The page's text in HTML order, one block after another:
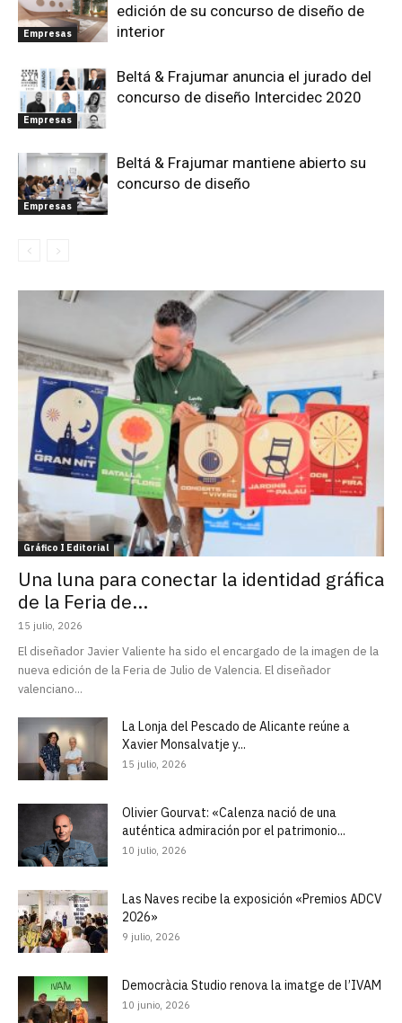
Empresas
edición de su concurso de diseño de
interior
Empresas
Beltá & Frajumar anuncia el jurado del
concurso de diseño Intercidec 2020
Empresas
Beltá & Frajumar mantiene abierto su
concurso de diseño
Gráfico I Editorial
Una luna para conectar la identidad gráfica
de la Feria de...
15 julio, 2026
El diseñador Javier Valiente ha sido el encargado de la imagen de la
nueva edición de la Feria de Julio de Valencia. El diseñador
valenciano...
La Lonja del Pescado de Alicante reúne a
Xavier Monsalvatje y...
15 julio, 2026
Olivier Gourvat: «Calenza nació de una
auténtica admiración por el patrimonio...
10 julio, 2026
Las Naves recibe la exposición «Premios ADCV
2026»
9 julio, 2026
Democràcia Studio renova la imatge de l’IVAM
10 junio, 2026